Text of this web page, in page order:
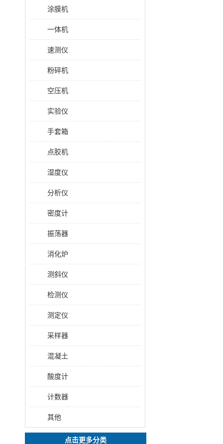
涂膜机
一体机
速测仪
粉碎机
空压机
实验仪
手套箱
点胶机
湿度仪
分析仪
密度计
振荡器
消化炉
测斜仪
检测仪
测定仪
采样器
混凝土
酸度计
计数器
其他
点击更多分类